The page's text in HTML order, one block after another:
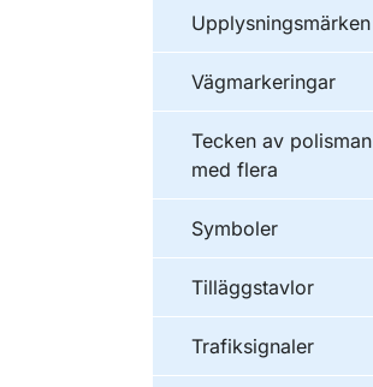
Upplysningsmärken
Vägmarkeringar
Tecken av polisman
med flera
Symboler
Tilläggstavlor
Trafiksignaler